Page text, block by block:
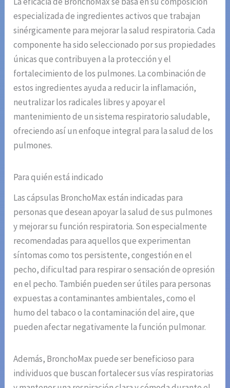
especializada de ingredientes activos que trabajan
sinérgicamente para mejorar la salud respiratoria. Cada
componente ha sido seleccionado por sus propiedades
únicas que contribuyen a la protección y el
fortalecimiento de los pulmones. La combinación de
estos ingredientes ayuda a reducir la inflamación,
neutralizar los radicales libres y apoyar el
mantenimiento de un sistema respiratorio saludable,
ofreciendo así un enfoque integral para la salud de los
pulmones.
Para quién está indicado
Las cápsulas BronchoMax están indicadas para
personas que desean apoyar la salud de sus pulmones
y mejorar su función respiratoria. Son especialmente
recomendadas para aquellos que experimentan
síntomas como tos persistente, congestión en el
pecho, dificultad para respirar o sensación de opresión
en el pecho. También pueden ser útiles para personas
expuestas a contaminantes ambientales, como el
humo del tabaco o la contaminación del aire, que
pueden afectar negativamente la función pulmonar.
Además, BronchoMax puede ser beneficioso para
individuos que buscan fortalecer sus vías respiratorias